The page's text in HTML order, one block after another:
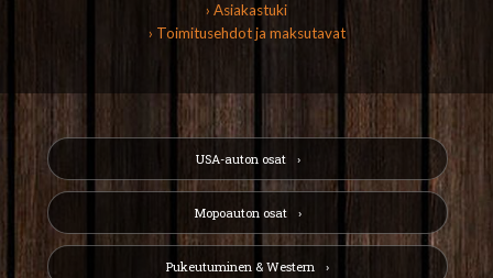
› Asiakastuki
› Toimitusehdot ja maksutavat
USA-auton osat
Mopoauton osat
Pukeutuminen & Western